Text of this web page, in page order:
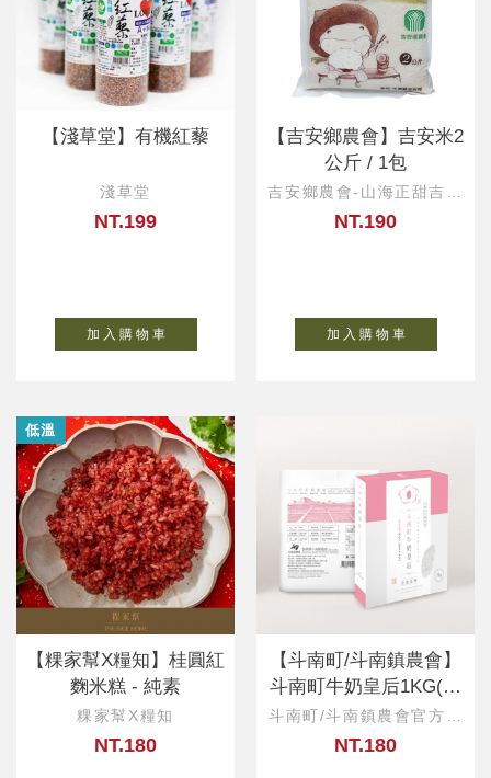
【淺草堂】有機紅藜
淺草堂
NT.199
加 入 購 物 車
【吉安鄉農會】吉安米2
公斤 / 1包
吉安鄉農會-山海正甜吉製
冰所
NT.190
加 入 購 物 車
低溫
【粿家幫X糧知】桂圓紅
麴米糕 - 純素
粿家幫X糧知
NT.180
【斗南町/斗南鎮農會】
斗南町牛奶皇后1KG(一
等米)
斗南町/斗南鎮農會官方直
營
NT.180